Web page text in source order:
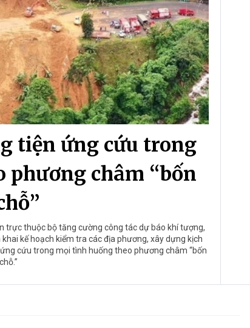
tiện ứng cứu trong
châm “bốn
trực thuộc bộ tăng cường công tác dự báo khí tượng,
kế hoạch kiểm tra các địa phương, xây dựng kịch
cứu trong mọi tình huống theo phương châm “bốn